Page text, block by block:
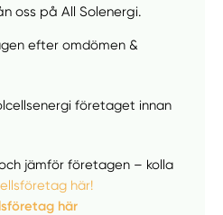
oss på All Solenergi.
efter omdömen &
företaget innan
jämför företagen – kolla
här!
här